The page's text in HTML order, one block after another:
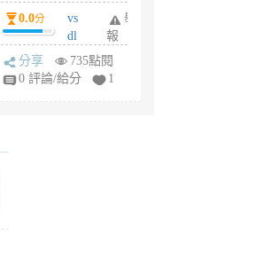
月
前
0.0分
vs
dl
sq
fy
舉
報
分享
735點閱
0 評論/給分
1